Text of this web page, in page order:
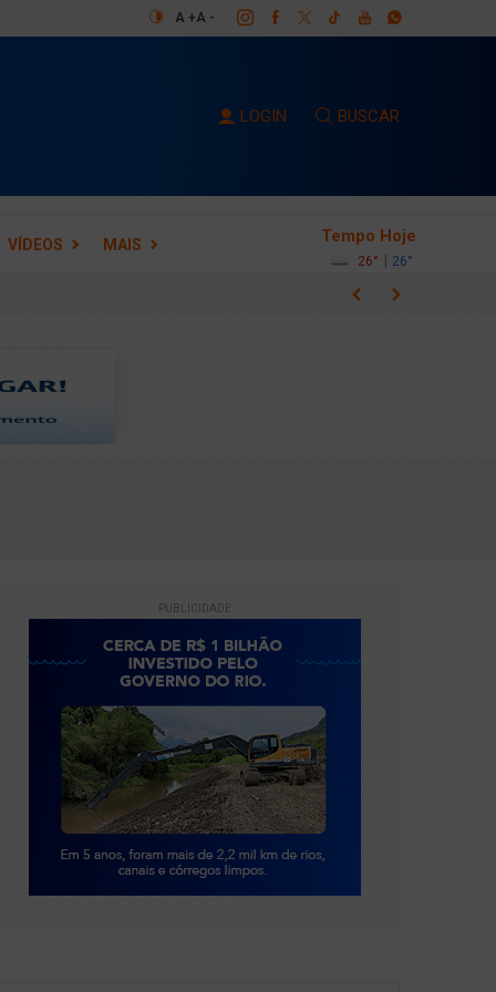
A +A -
LOGIN BUSCAR
VÍDEOS MAIS Tempo Hoje
26° | 26°
PUBLICIDADE